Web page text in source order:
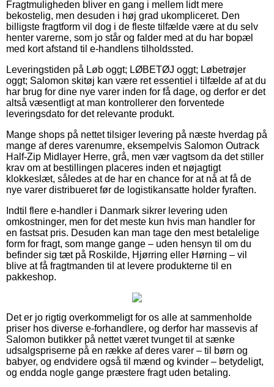
Fragtmuligheden bliver en gang i mellem lidt mere
bekostelig, men desuden i høj grad ukompliceret. Den
billigste fragtform vil dog i de fleste tilfælde være at du selv
henter varerne, som jo står og falder med at du har bopæl
med kort afstand til e-handlens tilholdssted.
Leveringstiden på Løb oggt; LØBETØJ oggt; Løbetrøjer
oggt; Salomon skitøj kan være ret essentiel i tilfælde af at du
har brug for dine nye varer inden for få dage, og derfor er det
altså væsentligt at man kontrollerer den forventede
leveringsdato for det relevante produkt.
Mange shops på nettet tilsiger levering på næste hverdag på
mange af deres varenumre, eksempelvis Salomon Outrack
Half-Zip Midlayer Herre, grå, men vær vagtsom da det stiller
krav om at bestillingen placeres inden et nøjagtigt
klokkeslæt, således at de har en chance for at nå at få de
nye varer distribueret før de logistikansatte holder fyraften.
Indtil flere e-handler i Danmark sikrer levering uden
omkostninger, men for det meste kun hvis man handler for
en fastsat pris. Desuden kan man tage den mest betalelige
form for fragt, som mange gange – uden hensyn til om du
befinder sig tæt på Roskilde, Hjørring eller Hørning – vil
blive at få fragtmanden til at levere produkterne til en
pakkeshop.
Det er jo rigtig overkommeligt for os alle at sammenholde
priser hos diverse e-forhandlere, og derfor har massevis af
Salomon butikker på nettet været tvunget til at sænke
udsalgspriserne på en række af deres varer – til børn og
babyer, og endvidere også til mænd og kvinder – betydeligt,
og endda nogle gange præstere fragt uden betaling.